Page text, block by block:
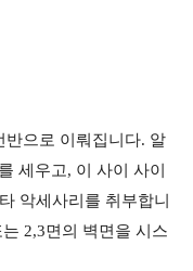
반으로 이뤄집니다. 알
세우고, 이 사이 사이
악세사리를 취부합니
2,3면의 벽면을 시스